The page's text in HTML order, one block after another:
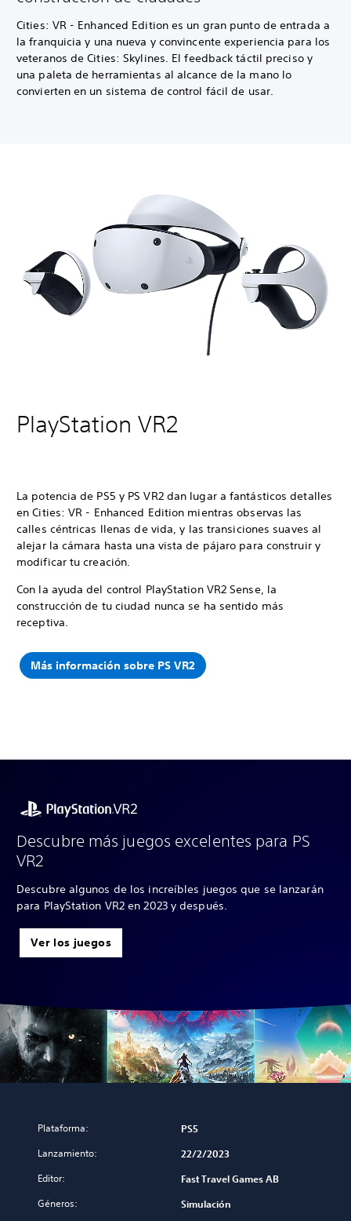
Cities: VR - Enhanced Edition es un gran punto de entrada a
la franquicia y una nueva y convincente experiencia para los
veteranos de Cities: Skylines. El feedback táctil preciso y
una paleta de herramientas al alcance de la mano lo
convierten en un sistema de control fácil de usar.
PlayStation VR2
La potencia de PS5 y PS VR2 dan lugar a fantásticos detalles
en Cities: VR - Enhanced Edition mientras observas las
calles céntricas llenas de vida, y las transiciones suaves al
alejar la cámara hasta una vista de pájaro para construir y
modificar tu creación.
Con la ayuda del control PlayStation VR2 Sense, la
construcción de tu ciudad nunca se ha sentido más
receptiva.
Más información sobre PS VR2
Descubre más juegos excelentes para PS
VR2
Descubre algunos de los increíbles juegos que se lanzarán
para PlayStation VR2 en 2023 y después.
Ver los juegos
Plataforma: PS5
Lanzamiento: 22/2/2023
Editor: Fast Travel Games AB
Géneros: Simulación